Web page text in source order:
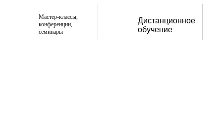
Мастер-классы,
конференции,
семинары
Дистанционное
обучение